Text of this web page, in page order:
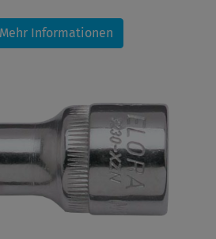
Mehr Informationen